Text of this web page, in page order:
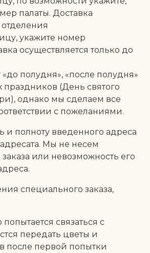
палаты. Доставка
укажите номер
осуществляется только до
полудня», «после полудня»
(День святого
однако мы сделаем все
c пожеланиями.
и полноту введенного адреса
Мы не несем
или невозможность его
специального заказа,
связаться с
передать цветы и
после первой попытки